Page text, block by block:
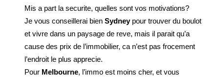
Mis a part la securite, quelles sont vos motivations?
Je vous conseillerai bien Sydneypour trouver du boulot
et vivre dans un paysage de reve, mais il parait qu’a
cause des prix de l’immobilier, ca n’est pas frocement
l’endroit le plus apprecie.
Pour Melbourne, l’immo est moins cher, et vous